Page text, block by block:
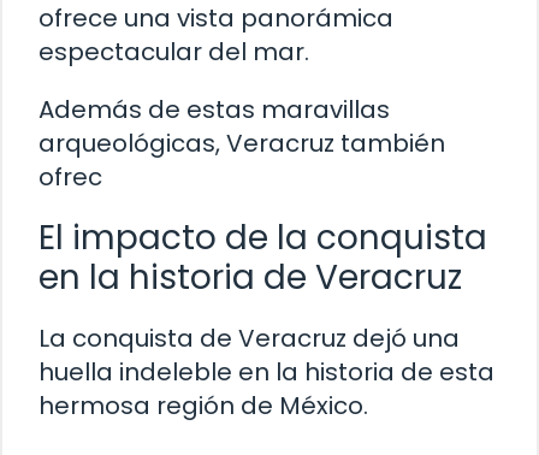
ofrece una vista panorámica
espectacular del mar.
Además de estas maravillas
arqueológicas, Veracruz también
ofrec
El impacto de la conquista
en la historia de Veracruz
La conquista de Veracruz dejó una
huella indeleble en la historia de esta
hermosa región de México.